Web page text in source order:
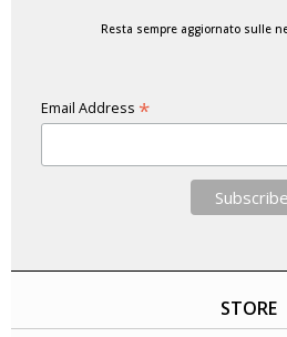
Resta sempre aggiornato sulle
Email Address *
STORE